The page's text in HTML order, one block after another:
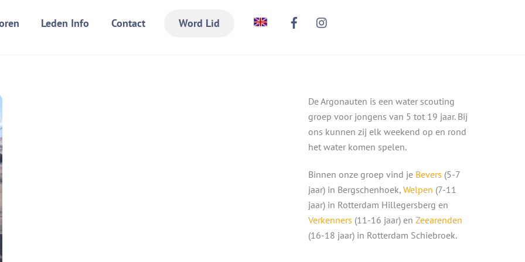
Leden Info Contact Word Lid
De Argonauten is een water scouting
groep voor jongens van 5 tot 19 jaar. Bij
ons kunnen zij elk weekend op en rond
het water komen spelen.
Binnen onze groep vind je Bevers (5-7
jaar) in Bergschenhoek, Welpen (7-11
jaar) in Rotterdam Hillegersberg en
Verkenners (11-16 jaar) en Zeearenden
(16-18 jaar) in Rotterdam Schiebroek.